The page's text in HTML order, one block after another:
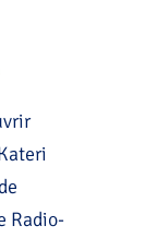
Radio-